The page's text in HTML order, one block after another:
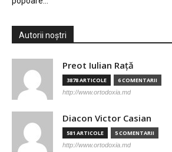
Autorii noștri
Preot Iulian Raţă
3878 ARTICOLE 6 COMENTARII
http://www.ortodoxia.md
Diacon Victor Casian
581 ARTICOLE 5 COMENTARII
http://www.ortodoxia.md